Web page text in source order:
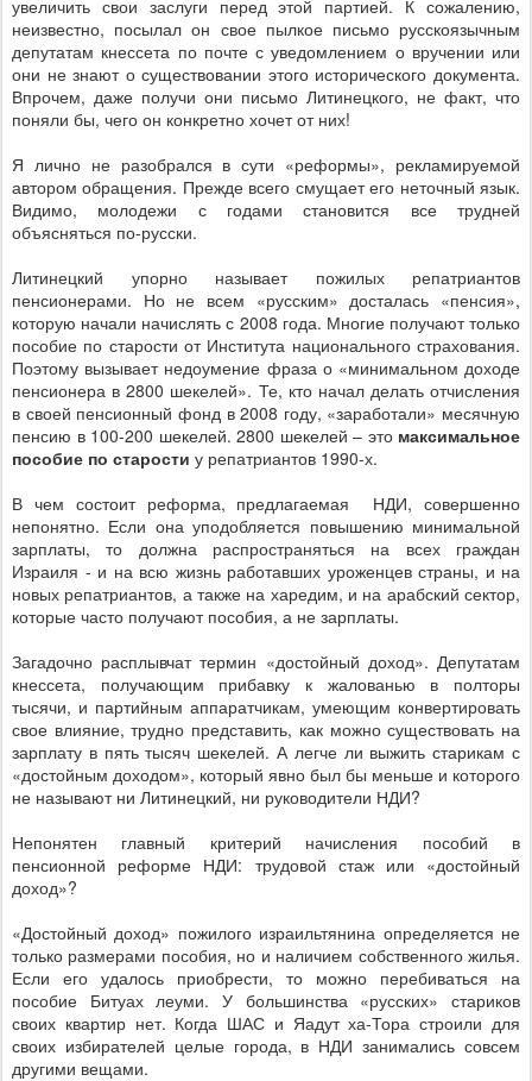
увеличить свои заслуги перед этой партией. К сожалению,
неизвестно, посылал он свое пылкое письмо русскоязычным
депутатам кнессета по почте с уведомлением о вручении или
они не знают о существовании этого исторического документа.
Впрочем, даже получи они письмо Литинецкого, не факт, что
поняли бы, чего он конкретно хочет от них!
Я лично не разобрался в сути «реформы», рекламируемой
автором обращения. Прежде всего смущает его неточный язык.
Видимо, молодежи с годами становится все трудней
объясняться по-русски.
Литинецкий упорно называет пожилых репатриантов
пенсионерами. Но не всем «русским» досталась «пенсия»,
которую начали начислять с 2008 года. Многие получают только
пособие по старости от Института национального страхования.
Поэтому вызывает недоумение фраза о «минимальном доходе
пенсионера в 2800 шекелей». Те, кто начал делать отчисления
в своей пенсионный фонд в 2008 году, «заработали» месячную
пенсию в 100-200 шекелей. 2800 шекелей – это максимальное
пособие по старости у репатриантов 1990-х.
В чем состоит реформа, предлагаемая НДИ, совершенно
непонятно. Если она уподобляется повышению минимальной
зарплаты, то должна распространяться на всех граждан
Израиля - и на всю жизнь работавших уроженцев страны, и на
новых репатриантов, а также на харедим, и на арабский сектор,
которые часто получают пособия, а не зарплаты.
Загадочно расплывчат термин «достойный доход». Депутатам
кнессета, получающим прибавку к жалованью в полторы
тысячи, и партийным аппаратчикам, умеющим конвертировать
свое влияние, трудно представить, как можно существовать на
зарплату в пять тысяч шекелей. А легче ли выжить старикам с
«достойным доходом», который явно был бы меньше и которого
не называют ни Литинецкий, ни руководители НДИ?
Непонятен главный критерий начисления пособий в
пенсионной реформе НДИ: трудовой стаж или «достойный
доход»?
«Достойный доход» пожилого израильтянина определяется не
только размерами пособия, но и наличием собственного жилья.
Если его удалось приобрести, то можно перебиваться на
пособие Битуах леуми. У большинства «русских» стариков
своих квартир нет. Когда ШАС и Яадут ха-Тора строили для
своих избирателей целые города, в НДИ занимались совсем
другими вещами.